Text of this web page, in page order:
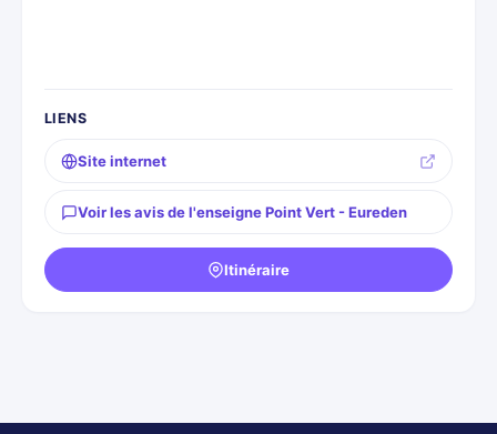
LIENS
Site internet
Voir les avis de l'enseigne Point Vert - Eureden
Itinéraire